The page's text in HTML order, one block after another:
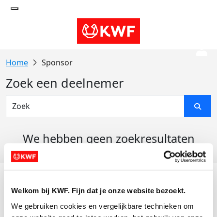
Welkom bij KWF. Fijn dat je onze website bezoekt.
We gebruiken cookies en vergelijkbare technieken om
Sponsor
Zoek een deelnemer
We hebben geen zoekresultaten
Actiematerialen
Evenementen